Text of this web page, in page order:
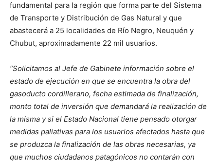
fundamental para la región que forma parte del Sistema
de Transporte y Distribución de Gas Natural y que
abastecerá a 25 localidades de Río Negro, Neuquén y
Chubut, aproximadamente 22 mil usuarios.
“Solicitamos al Jefe de Gabinete información sobre el
estado de ejecución en que se encuentra la obra del
gasoducto cordillerano, fecha estimada de finalización,
monto total de inversión que demandará la realización de
la misma y si el Estado Nacional tiene pensado otorgar
medidas paliativas para los usuarios afectados hasta que
se produzca la finalización de las obras necesarias, ya
que muchos ciudadanos patagónicos no contarán con